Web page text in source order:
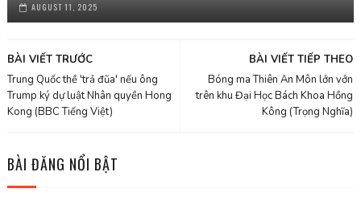
AUGUST 11, 2025
BÀI VIẾT TIẾP THEO
Bóng ma Thiên An Môn lởn vởn
trên khu Đại Học Bách Khoa Hồng
Kông (Trọng Nghĩa)
BÀI VIẾT TRƯỚC
Trung Quốc thề 'trả đũa' nếu ông
Trump ký dự luật Nhân quyền Hong
Kong (BBC Tiếng Việt)
BÀI ĐĂNG NỔI BẬT